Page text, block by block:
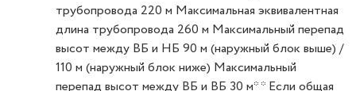
трубопровода 220 м Максимальная эквивалентная
длина трубопровода 260 м Максимальный перепад
высот между ВБ и НБ 90 м (наружный блок выше) /
110 м (наружный блок ниже) Максимальный
перепад высот между ВБ и ВБ 30 м* * Если общая